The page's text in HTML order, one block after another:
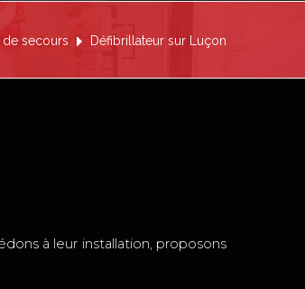
de secours Défibrillateur sur Luçon
à leur installation, proposons